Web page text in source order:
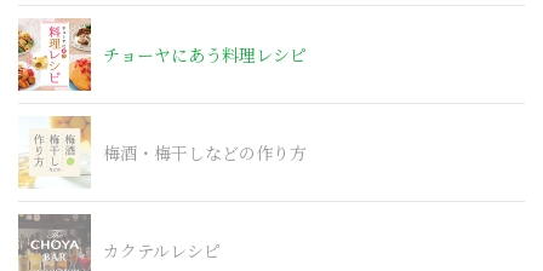
チョーヤにあう料理レシピ
梅酒・梅干しなどの作り方
カクテルレシピ